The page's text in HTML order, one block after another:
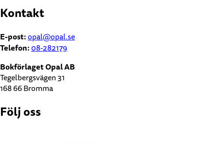
Kontakt
E-post:opal@opal.se
Telefon:08-282179
Bokförlaget Opal AB
Tegelbergsvägen 31
168 66 Bromma
Följ oss